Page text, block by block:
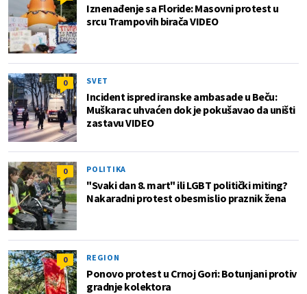
Iznenađenje sa Floride: Masovni protest u
srcu Trampovih birača VIDEO
0 SVET
Incident ispred iranske ambasade u Beču:
Muškarac uhvaćen dok je pokušavao da uništi
zastavu VIDEO
0 POLITIKA
"Svaki dan 8. mart" ili LGBT politički miting?
Nakaradni protest obesmislio praznik žena
0 REGION
Ponovo protest u Crnoj Gori: Botunjani protiv
gradnje kolektora